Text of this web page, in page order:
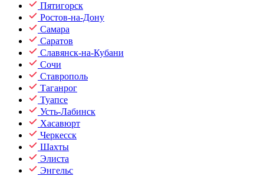
Пятигорск
Ростов-на-Дону
Самара
Саратов
Славянск-на-Кубани
Сочи
Ставрополь
Таганрог
Туапсе
Усть-Лабинск
Хасавюрт
Черкесск
Шахты
Элиста
Энгельс